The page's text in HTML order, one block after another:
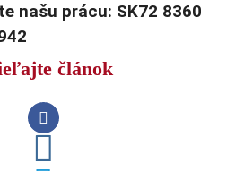
našu prácu: SK72 8360
článok